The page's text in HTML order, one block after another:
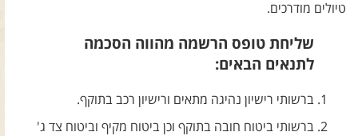
הירשמו לניוזלטר שבילים
טיולים מודרכים.
שליחת טופס הרשמה מהווה הסכמה
לתנאים הבאים:
ברשותי רישיון נהיגה מתאים ורישיון רכב בתוקף.
ברשותי ביטוח חובה בתוקף וכן ביטוח מקיף וביטוח צד ג'